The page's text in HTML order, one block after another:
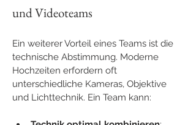
und Videoteams
Ein weiterer Vorteil eines Teams ist die
technische Abstimmung. Moderne
Hochzeiten erfordern oft
unterschiedliche Kameras, Objektive
und Lichttechnik. Ein Team kann: